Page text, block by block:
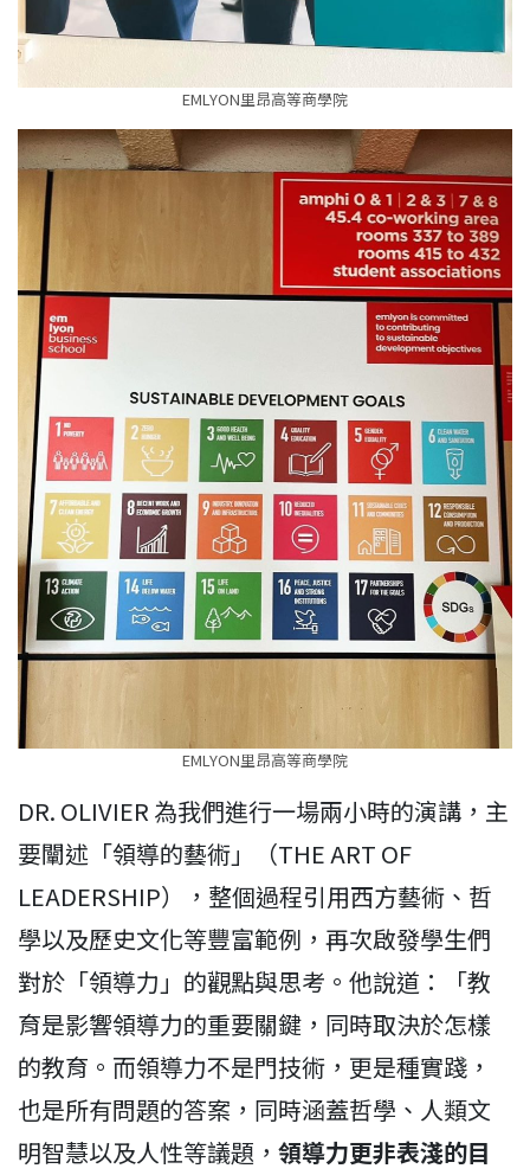
EMLYON里昂高等商學院
EMLYON里昂高等商學院
DR. OLIVIER 為我們進行一場兩小時的演講，主
要闡述「領導的藝術」（THE ART OF
LEADERSHIP），整個過程引用西方藝術、哲
學以及歷史文化等豐富範例，再次啟發學生們
對於「領導力」的觀點與思考。他說道：「教
育是影響領導力的重要關鍵，同時取決於怎樣
的教育。而領導力不是門技術，更是種實踐，
也是所有問題的答案，同時涵蓋哲學、人類文
明智慧以及人性等議題， 領導力更非表淺的目